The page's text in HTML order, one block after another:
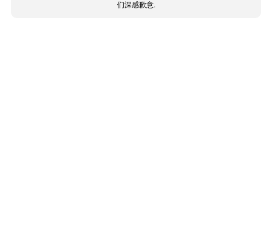
们深感歉意.